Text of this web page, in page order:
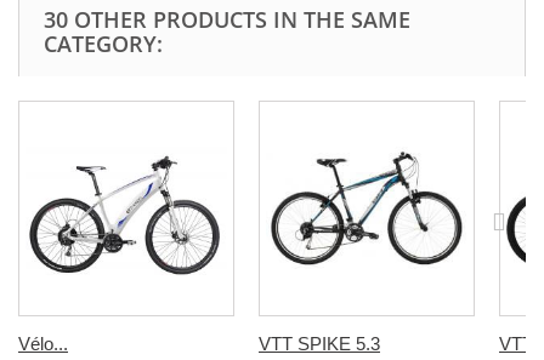
30 OTHER PRODUCTS IN THE SAME
CATEGORY:
Vélo... VTT SPIKE 5.3 VTT